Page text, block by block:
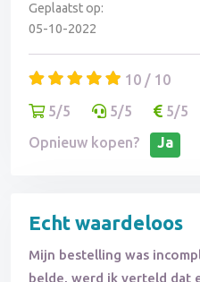
Geplaatst op:
05-10-2022
10 / 10
5/5
5/5 5/5
Opnieuw kopen?
Ja
Echt waardeloos
Mijn bestelling was
belde, werd ik verteld dat